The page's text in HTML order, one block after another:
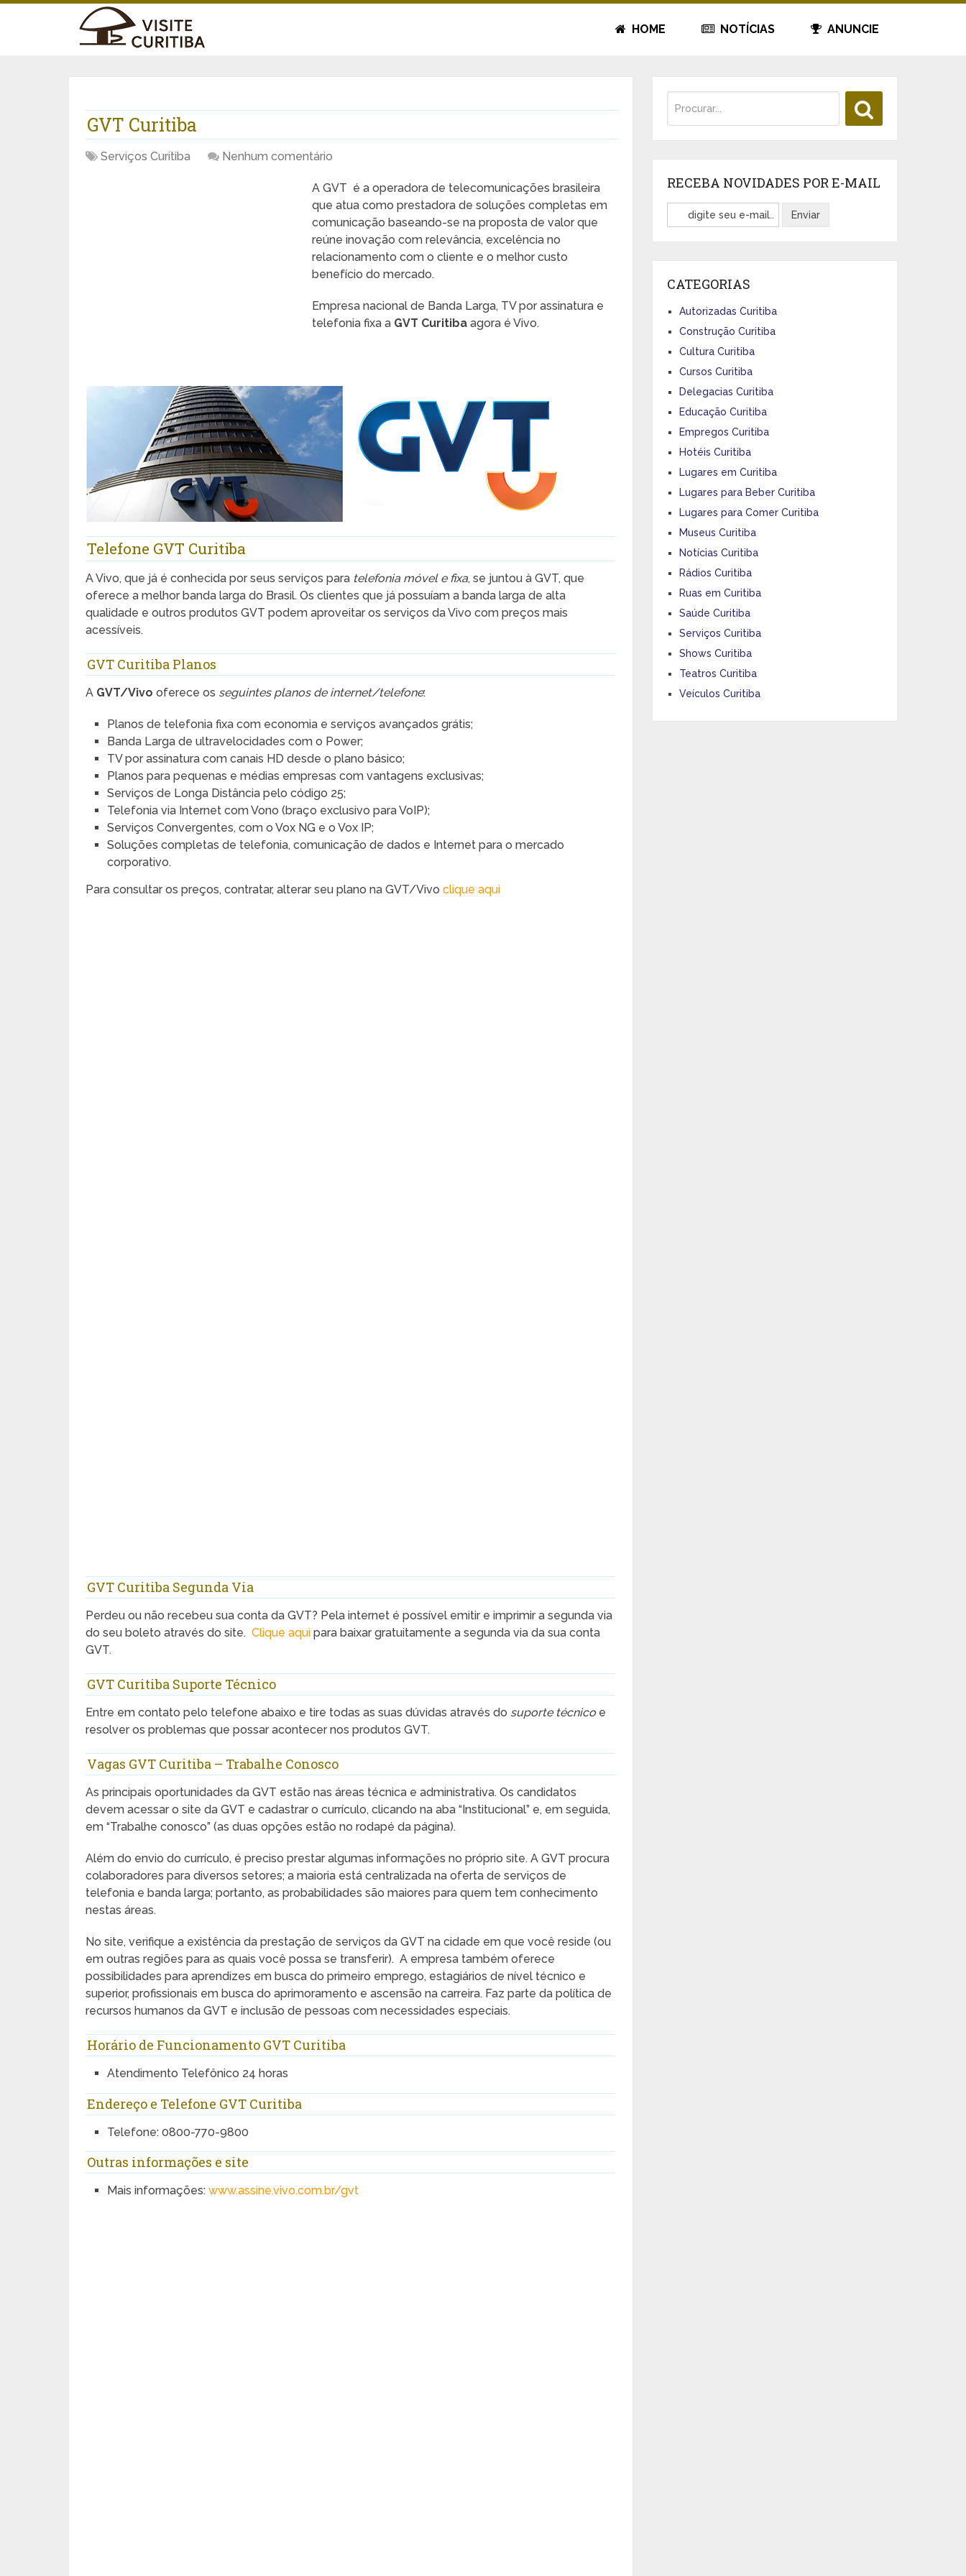
HOME NOTÍCIAS ANUNCIE
GVT Curitiba
Serviços Curitiba Nenhum comentário
A GVT é a operadora de telecomunicações brasileira
que atua como prestadora de soluções completas em
comunicação baseando-se na proposta de valor que
reúne inovação com relevância, excelência no
relacionamento com o cliente e o melhor custo
benefício do mercado.
Empresa nacional de Banda Larga, TV por assinatura e
telefonia fixa a GVT Curitiba agora é Vivo.
Telefone GVT Curitiba
A Vivo, que já é conhecida por seus serviços para telefonia móvel e fixa, se juntou à GVT, que
oferece a melhor banda larga do Brasil. Os clientes que já possuíam a banda larga de alta
qualidade e outros produtos GVT podem aproveitar os serviços da Vivo com preços mais
acessíveis.
GVT Curitiba Planos
A GVT/Vivo oferece os seguintes planos de internet/telefone:
Planos de telefonia fixa com economia e serviços avançados grátis;
Banda Larga de ultravelocidades com o Power;
TV por assinatura com canais HD desde o plano básico;
Planos para pequenas e médias empresas com vantagens exclusivas;
Serviços de Longa Distância pelo código 25;
Telefonia via Internet com Vono (braço exclusivo para VoIP);
Serviços Convergentes, com o Vox NG e o Vox IP;
Soluções completas de telefonia, comunicação de dados e Internet para o mercado
corporativo.
Para consultar os preços, contratar, alterar seu plano na GVT/Vivoclique aqui
GVT Curitiba Segunda Via
Perdeu ou não recebeu sua conta da GVT? Pela internet é possível emitir e imprimir a segunda via
do seu boleto através do site.Clique aqui para baixar gratuitamente a segunda via da sua conta
GVT.
GVT Curitiba Suporte Técnico
Entre em contato pelo telefone abaixo e tire todas as suas dúvidas através do suporte técnicoe
resolver os problemas que possar acontecer nos produtos GVT.
Vagas GVT Curitiba – Trabalhe Conosco
As principais oportunidades da GVT estão nas áreas técnica e administrativa. Os candidatos
devem acessar o site da GVT e cadastrar o currículo, clicando na aba “Institucional” e, em seguida,
em “Trabalhe conosco” (as duas opções estão no rodapé da página).
Além do envio do currículo, é preciso prestar algumas informações no próprio site. A GVT procura
colaboradores para diversos setores; a maioria está centralizada na oferta de serviços de
telefonia e banda larga; portanto, as probabilidades são maiores para quem tem conhecimento
nestas áreas.
No site, verifique a existência da prestação de serviços da GVT na cidade em que você reside (ou
em outras regiões para as quais você possa se transferir). A empresa também oferece
possibilidades para aprendizes em busca do primeiro emprego, estagiários de nível técnico e
superior, profissionais em busca do aprimoramento e ascensão na carreira. Faz parte da política de
recursos humanos da GVT e inclusão de pessoas com necessidades especiais.
Horário de Funcionamento GVT Curitiba
Atendimento Telefônico 24 horas
Endereço e Telefone GVT Curitiba
Telefone: 0800-770-9800
Outras informações e site
Mais informações:www.assine.vivo.com.br/gvt
RECEBA NOVIDADES POR E-MAIL
CATEGORIAS
Autorizadas Curitiba
Construção Curitiba
Cultura Curitiba
Cursos Curitiba
Delegacias Curitiba
Educação Curitiba
Empregos Curitiba
Hotéis Curitiba
Lugares em Curitiba
Lugares para Beber Curitiba
Lugares para Comer Curitiba
Museus Curitiba
Notícias Curitiba
Rádios Curitiba
Ruas em Curitiba
Saúde Curitiba
Serviços Curitiba
Shows Curitiba
Teatros Curitiba
Veículos Curitiba